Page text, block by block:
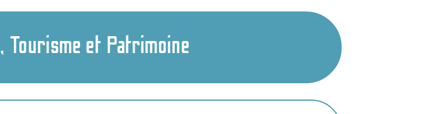
et Patrimoine